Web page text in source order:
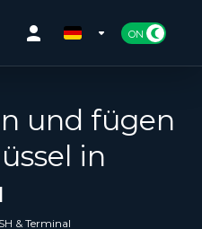
und fügen
in
& Terminal